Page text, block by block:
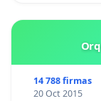
14 788 firmas
20 Oct 2015